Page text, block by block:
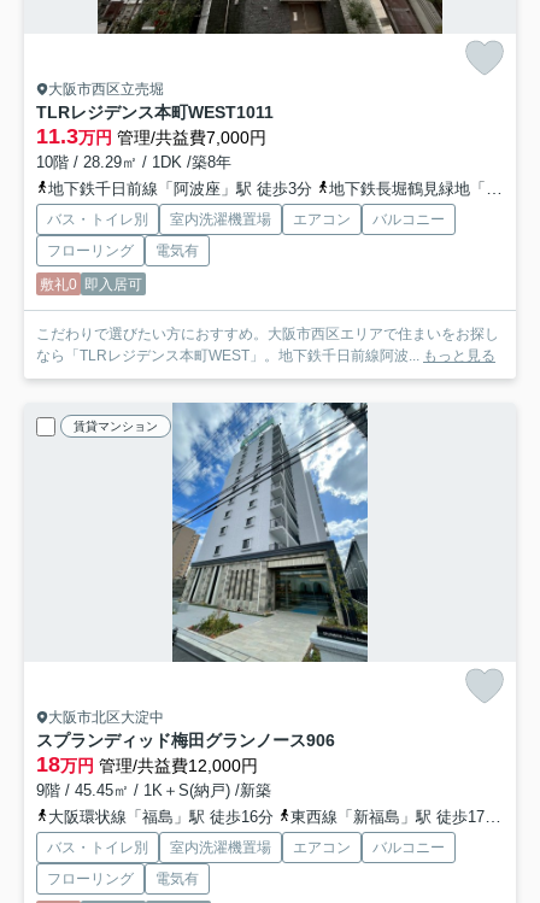
大阪市西区立売堀
TLRレジデンス本町WEST1011
11.3万円 管理/共益費7,000円
10階 / 28.29㎡ / 1DK /築8年
地下鉄千日前線「阿波座」駅 徒歩3分
地下鉄長堀鶴見緑地「西長堀」駅 徒歩5分
バス・トイレ別 室内洗濯機置場 エアコン
バルコニー
フローリング
電気有
敷礼0 即入居可
こだわりで選びたい方におすすめ。大阪市西区エリアで住まいをお探し
なら「TLRレジデンス本町WEST」。地下鉄千日前線阿波... もっと見る
賃貸マンション
大阪市北区大淀中
スプランディッド梅田グランノース906
18万円 管理/共益費12,000円
9階 / 45.45㎡ / 1K＋S(納戸) /新築
大阪環状線「福島」駅 徒歩16分
東西線「新福島」駅 徒歩17分
バス・トイレ別 室内洗濯機置場 エアコン
バルコニー
フローリング
電気有